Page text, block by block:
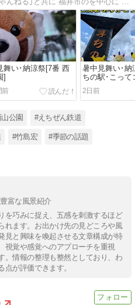
舞い･納涼祭[7番 西
]
前
暑中見舞い･納
ちの駅･こって
2日前
公園 #えちぜん鉄道
#竹島宏 #季節の話題
富な風景紹介
を巧みに捉え、五感を刺激するほど
れます。お出かけ先の見どころや風
見と興味を喚起させる文章構成が特
視覚や感覚へのアプローチを重視
。情報の整理も整然としており、わ
が評価できます。